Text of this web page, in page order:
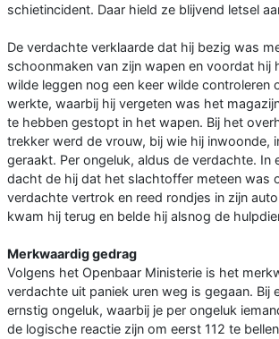
schietincident. Daar hield ze blijvend letsel
De verdachte verklaarde dat hij bezig was
schoonmaken van zijn wapen en voordat hij
wilde leggen nog een keer wilde controleren
werkte, waarbij hij vergeten was het
te hebben gestopt in het wapen. Bij het
trekker werd de vrouw, bij wie hij inwoonde,
geraakt. Per ongeluk, aldus de verdachte. In
dacht de hij dat het slachtoffer meteen was
verdachte vertrok en reed rondjes in zijn
kwam hij terug en belde hij alsnog de
Merkwaardig gedrag
Volgens het Openbaar Ministerie is het
verdachte uit paniek uren weg is gegaan. Bij
ernstig ongeluk, waarbij je per ongeluk
de logische reactie zijn om eerst 112 te